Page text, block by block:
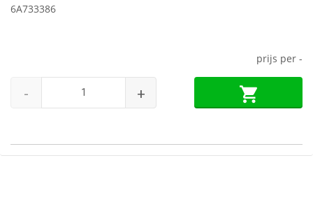
6A733386
prijs per -
- +